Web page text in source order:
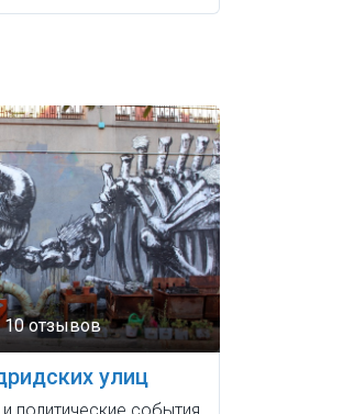
10 отзывов
улиц